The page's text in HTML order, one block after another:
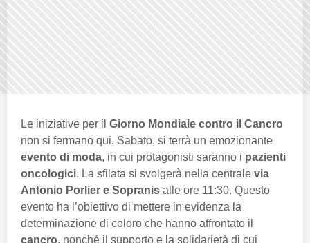
Le iniziative per il Giorno Mondiale contro il Cancro
non si fermano qui. Sabato, si terrà un emozionante
evento di moda, in cui protagonisti saranno i pazienti
oncologici. La sfilata si svolgerà nella centrale via
Antonio Porlier e Sopranis alle ore 11:30. Questo
evento ha l’obiettivo di mettere in evidenza la
determinazione di coloro che hanno affrontato il
cancro, nonché il supporto e la solidarietà di cui